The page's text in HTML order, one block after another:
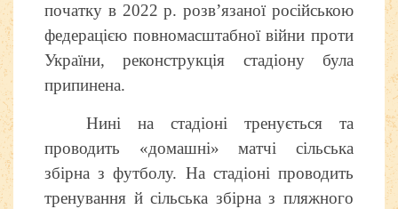
початку в 2022 р. розв’язаної російською
федерацією повномасштабної війни проти
України, реконструкція стадіону була
припинена.
Нині на стадіоні тренується та
проводить «домашні» матчі сільська
збірна з футболу. На стадіоні проводить
тренування й сільська збірна з пляжного